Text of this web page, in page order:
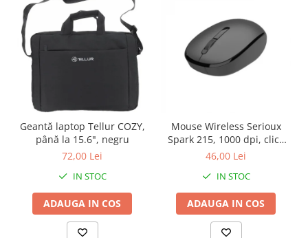
Geantă laptop Tellur COZY,
până la 15.6", negru
72,00 Lei
IN STOC
ADAUGA IN COS
Mouse Wireless Serioux
Spark 215, 1000 dpi, click
silentios
46,00 Lei
IN STOC
ADAUGA IN COS